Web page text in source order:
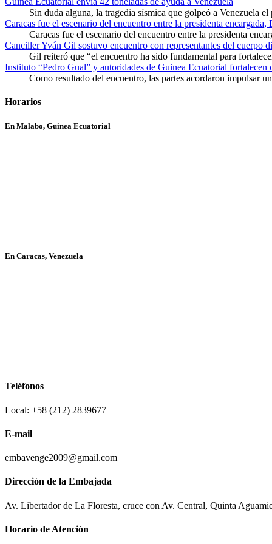
Sin duda alguna, la tragedia sísmica que golpeó a Venezuela
Caracas fue el escenario del encuentro entre la presidenta
Caracas fue el escenario del encuentro entre la presidenta
Canciller Yván Gil sostuvo encuentro con representantes del cuerpo
Gil reiteró que “el encuentro ha sido fundamental para
Instituto “Pedro Gual” y autoridades de Guinea Ecuatorial
Como resultado del encuentro, las partes acordaron impulsar
Horarios
En Malabo, Guinea Ecuatorial
En Caracas, Venezuela
Teléfonos
Local: +58 (212) 2839677
E-mail
embavenge2009@gmail.com
Dirección de la Embajada
Av. Libertador de La Floresta, cruce con Av. Central, Quinta
Horario de Atención